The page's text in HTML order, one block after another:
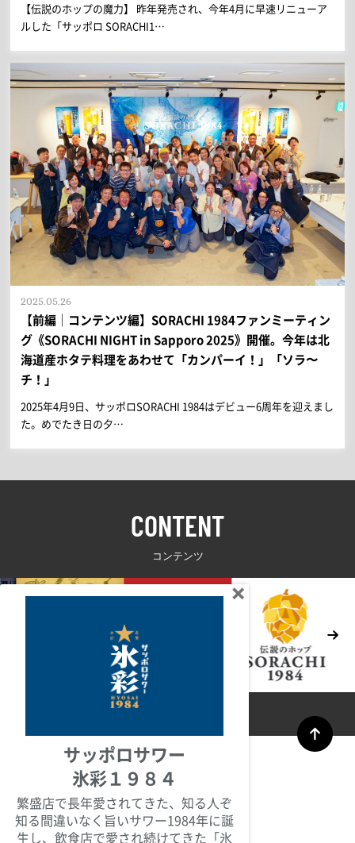
【伝説のホップの魔力】 昨年発売され、今年4月に早速リニューア
ルした「サッポロ SORACHI1…
【前編｜コンテンツ編】SORACHI 1984ファンミーティン
グ《SORACHI NIGHT in Sapporo 2025》開催。今年は北
海道産ホタテ料理をあわせて「カンパーイ！」「ソラ〜
チ！」
2025.05.26
2025年4月9日、サッポロSORACHI 1984はデビュー6周年を迎えまし
た。めでたき日の夕…
CONTENT
コンテンツ
サッポロサワー
氷彩１９８４
繁盛店で長年愛されてきた、知る人ぞ
知る間違いなく旨いサワー1984年に誕
生し、飲食店で愛され続けてきた「氷